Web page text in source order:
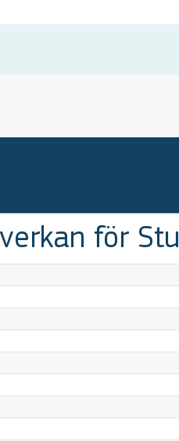
för